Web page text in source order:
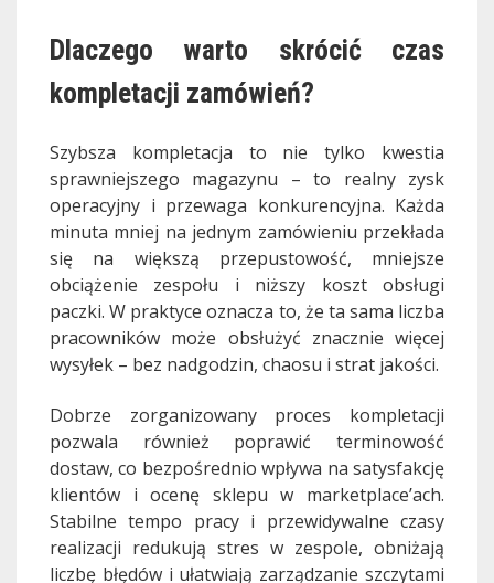
Dlaczego warto skrócić czas
kompletacji zamówień?
Szybsza kompletacja to nie tylko kwestia
sprawniejszego magazynu – to realny zysk
operacyjny i przewaga konkurencyjna. Każda
minuta mniej na jednym zamówieniu przekłada
się na większą przepustowość, mniejsze
obciążenie zespołu i niższy koszt obsługi
paczki. W praktyce oznacza to, że ta sama liczba
pracowników może obsłużyć znacznie więcej
wysyłek – bez nadgodzin, chaosu i strat jakości.
Dobrze zorganizowany proces kompletacji
pozwala również poprawić terminowość
dostaw, co bezpośrednio wpływa na satysfakcję
klientów i ocenę sklepu w marketplace’ach.
Stabilne tempo pracy i przewidywalne czasy
realizacji redukują stres w zespole, obniżają
liczbę błędów i ułatwiają zarządzanie szczytami